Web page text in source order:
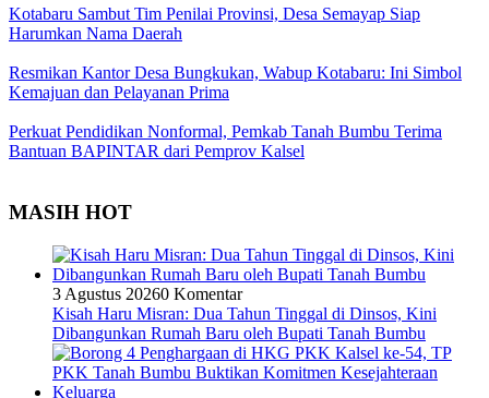
Kotabaru Sambut Tim Penilai Provinsi, Desa Semayap Siap
Harumkan Nama Daerah
Resmikan Kantor Desa Bungkukan, Wabup Kotabaru: Ini Simbol
Kemajuan dan Pelayanan Prima
Perkuat Pendidikan Nonformal, Pemkab Tanah Bumbu Terima
Bantuan BAPINTAR dari Pemprov Kalsel
MASIH HOT
3 Agustus 20260 Komentar
Kisah Haru Misran: Dua Tahun Tinggal di Dinsos, Kini
Dibangunkan Rumah Baru oleh Bupati Tanah Bumbu